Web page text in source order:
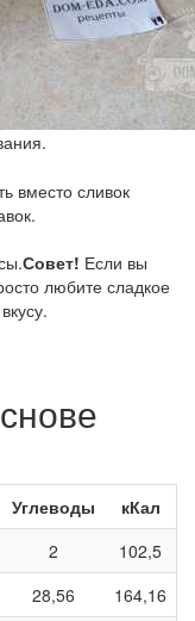
вместо сливок
Совет! Если вы
любите сладкое
Углеводы
кКал
2
102,5
28,56
164,16